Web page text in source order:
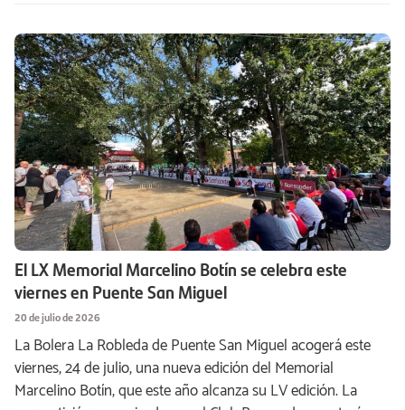
El LX Memorial Marcelino Botín se celebra este
viernes en Puente San Miguel
20 de julio de 2026
La Bolera La Robleda de Puente San Miguel acogerá este
viernes, 24 de julio, una nueva edición del Memorial
Marcelino Botín, que este año alcanza su LV edición. La